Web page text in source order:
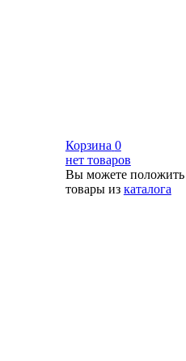
Корзина 0
нет товаров
Вы можете положить
товары из каталога